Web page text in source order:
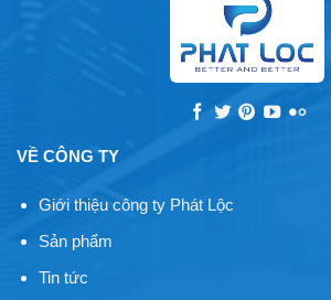
VỀ CÔNG TY
Giới thiệu công ty Phát Lộc
Sản phẩm
Tin tức